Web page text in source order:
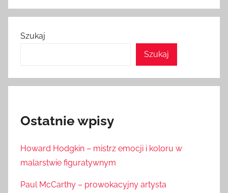
Szukaj
Szukaj
Ostatnie wpisy
Howard Hodgkin – mistrz emocji i koloru w
malarstwie figuratywnym
Paul McCarthy – prowokacyjny artysta